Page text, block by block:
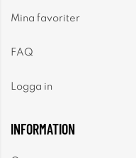
Mina favoriter
FAQ
Logga in
INFORMATION